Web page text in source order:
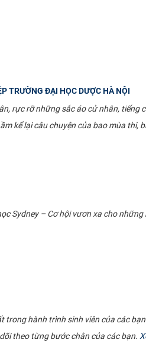
TRƯỜNG ĐẠI HỌC DƯỢC HÀ NỘI
rực rỡ những sắc áo cử nhân, tiếng
kể lại câu chuyện của bao mùa thi,
Sydney – Cơ hội vươn xa cho
hành trình sinh viên của các
theo từng bước chân của các bạn.